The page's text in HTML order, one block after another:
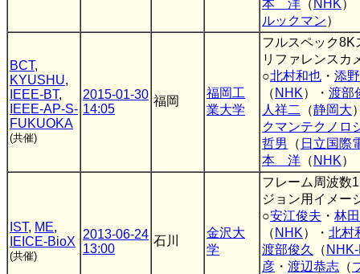
本 洋 （ NHK）
ルックマン）
BCT,
KYUSHU,
IEEE-BT,
IEEE-AP-S-
FUKUOKA
(共催)
2015-01-30
14:05
福岡
福岡工
業大学
フルスペック8K
リファレンスカ
○北村和也 ・ 添
（ NHK）・ 渡部
人祥二
（静岡大
クマンテクノロ
哲男
（ 日立国際
本 洋 （ NHK）
IST, ME,
IEICE-BioX
(共催)
2013-06-24
13:00
石川
金沢大
学
フレーム周波数
ジョン用イメー
○安江俊夫 ・ 林
（ NHK）・ 北村
渡部俊久
（
彦 ・ 渡辺恭志 （